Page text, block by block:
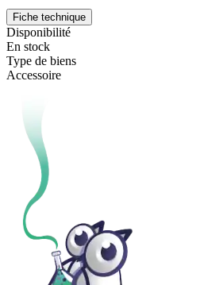
Fiche technique
Disponibilité
En stock
Type de biens
Accessoire